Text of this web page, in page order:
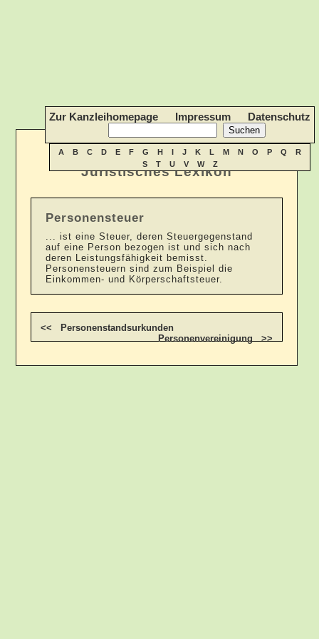
Juristisches Lexikon
Zur Kanzleihomepage Impressum Datenschutz
A B C D E F G H I J K L M N O P Q
R
S
T U V W Z
Personensteuer
... ist eine Steuer, deren Steuergegenstand
auf eine Person bezogen ist und sich nach
deren Leistungsfähigkeit bemisst.
Personensteuern sind zum Beispiel die
Einkommen- und Körperschaftsteuer.
<< Personenstandsurkunden
Personenvereinigung >>